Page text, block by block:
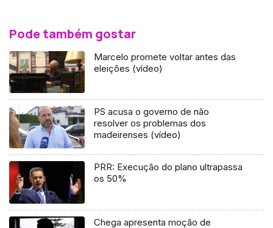
Pode também gostar
Marcelo promete voltar antes das
eleições (vídeo)
PS acusa o governo de não
resolver os problemas dos
madeirenses (vídeo)
PRR: Execução do plano ultrapassa
os 50%
Chega apresenta moção de